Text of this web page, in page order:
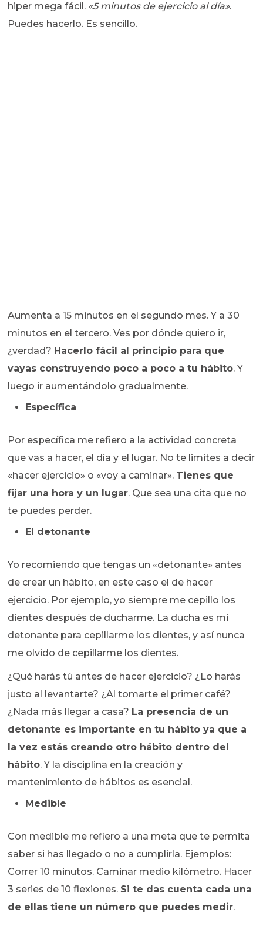
hiper mega fácil. «5 minutos de ejercicio al día».
Puedes hacerlo. Es sencillo.
Aumenta a 15 minutos en el segundo mes. Y a 30
minutos en el tercero. Ves por dónde quiero ir,
¿verdad? Hacerlo fácil al principio para que
vayas construyendo poco a poco a tu hábito. Y
luego ir aumentándolo gradualmente.
Específica
Por específica me refiero a la actividad concreta
que vas a hacer, el día y el lugar. No te limites a decir
«hacer ejercicio» o «voy a caminar». Tienes que
fijar una hora y un lugar. Que sea una cita que no
te puedes perder.
El detonante
Yo recomiendo que tengas un «detonante» antes
de crear un hábito, en este caso el de hacer
ejercicio. Por ejemplo, yo siempre me cepillo los
dientes después de ducharme. La ducha es mi
detonante para cepillarme los dientes, y así nunca
me olvido de cepillarme los dientes.
¿Qué harás tú antes de hacer ejercicio? ¿Lo harás
justo al levantarte? ¿Al tomarte el primer café?
¿Nada más llegar a casa? La presencia de un
detonante es importante en tu hábito ya que a
la vez estás creando otro hábito dentro del
hábito. Y la disciplina en la creación y
mantenimiento de hábitos es esencial.
Medible
Con medible me refiero a una meta que te permita
saber si has llegado o no a cumplirla. Ejemplos:
Correr 10 minutos. Caminar medio kilómetro. Hacer
3 series de 10 flexiones. Si te das cuenta cada una
de ellas tiene un número que puedes medir.